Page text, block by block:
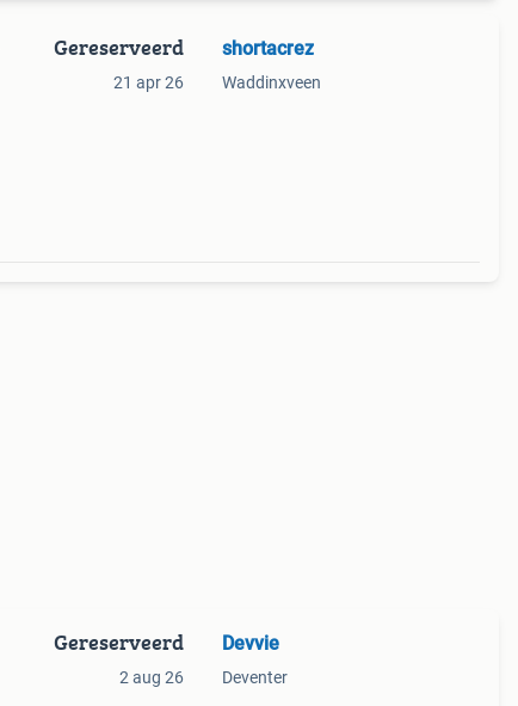
Gereserveerd
21 apr 26
shortacrez
Waddinxveen
Gereserveerd
2 aug 26
Devvie
Deventer